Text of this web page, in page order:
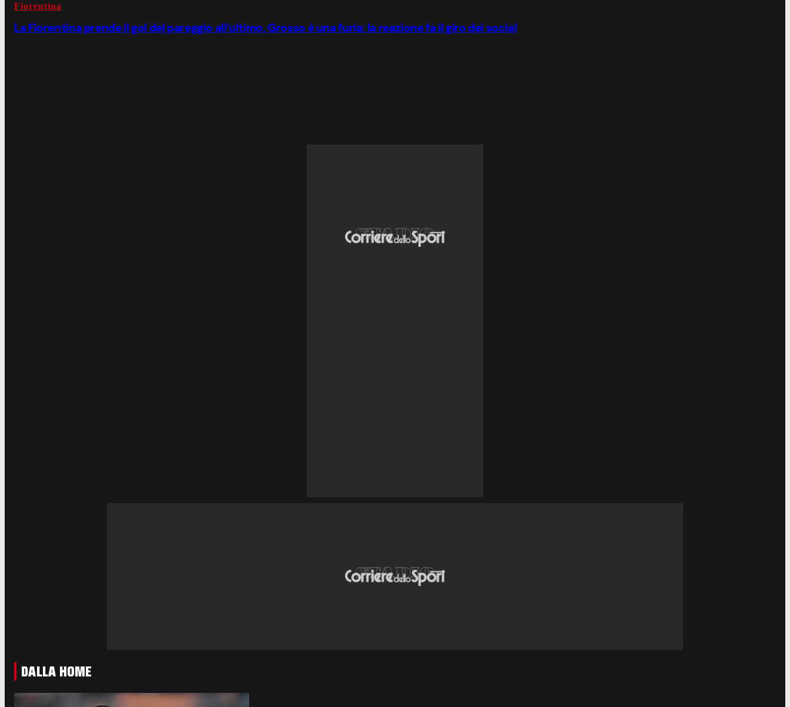
Fiorentina
La Fiorentina prende il gol del pareggio all'ultimo, Grosso è una furia: la reazione fa il giro dei social
DALLA HOME